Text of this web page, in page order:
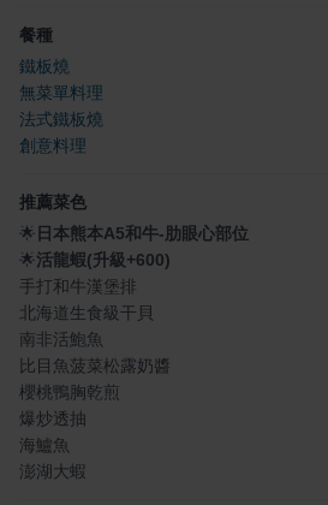
餐種
鐵板燒
無菜單料理
法式鐵板燒
創意料理
推薦菜色
🌟 日本熊本A5和牛-肋眼心部位
🌟活龍蝦(升級+600)
手打和牛漢堡排
北海道生食級干貝
南非活鮑魚
比目魚菠菜松露奶醬
櫻桃鴨胸乾煎
爆炒透抽
海鱸魚
澎湖大蝦